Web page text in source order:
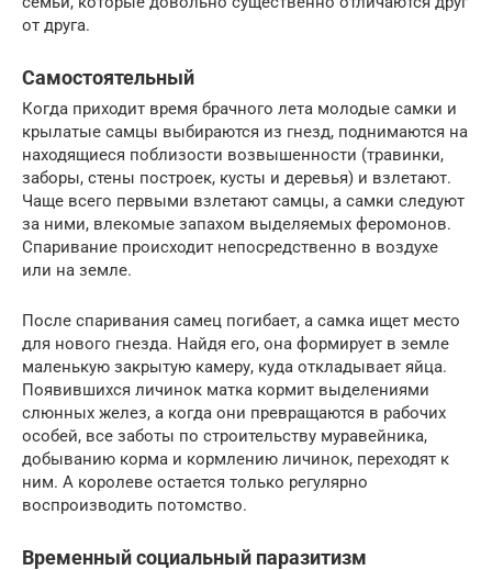
от друга.
Самостоятельный
Когда приходит время брачного лета молодые самки и
крылатые самцы выбираются из гнезд, поднимаются на
находящиеся поблизости возвышенности (травинки,
заборы, стены построек, кусты и деревья) и взлетают.
Чаще всего первыми взлетают самцы, а самки следуют
за ними, влекомые запахом выделяемых феромонов.
Спаривание происходит непосредственно в воздухе
или на земле.
После спаривания самец погибает, а самка ищет место
для нового гнезда. Найдя его, она формирует в земле
маленькую закрытую камеру, куда откладывает яйца.
Появившихся личинок матка кормит выделениями
слюнных желез, а когда они превращаются в рабочих
особей, все заботы по строительству муравейника,
добыванию корма и кормлению личинок, переходят к
ним. А королеве остается только регулярно
воспроизводить потомство.
Временный социальный паразитизм